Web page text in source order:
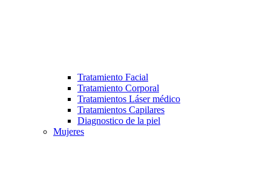
Tratamiento Facial
Tratamiento Corporal
Tratamientos Láser médico
Tratamientos Capilares
Diagnostico de la piel
Mujeres